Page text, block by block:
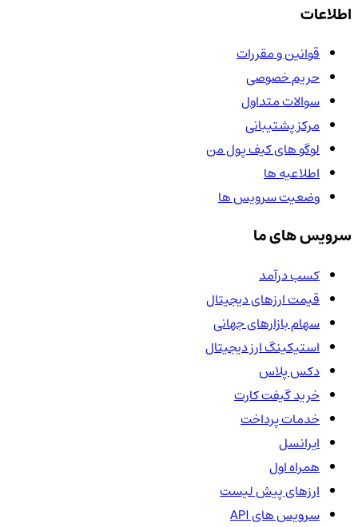
اطلاعات
قوانین و مقررات
حریم خصوصی
سوالات متداول
مرکز پشتیبانی
لوگو های کیف پول من
اطلاعیه ها
وضعیت سرویس ها
سرویس های ما
کسب درآمد
قیمت ارزهای دیجیتال
سهام بازارهای جهانی
استیکینگ ارز دیجیتال
دکس پلاس
خرید گیفت کارت
خدمات پرداخت
ایرانسل
همراه اول
ارزهای پیش لیست
سرویس های API